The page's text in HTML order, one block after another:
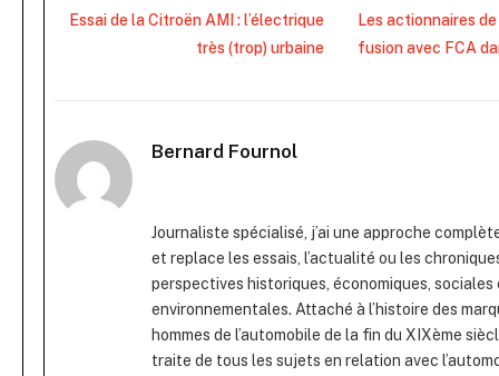
Essai de la Citroën AMI : l’électrique
très (trop) urbaine
Les actionnaires
fusion avec FCA
Bernard Fournol
Journaliste spécialisé, j’ai une approche
et replace les essais, l’actualité ou les
perspectives historiques, économiques, sociales
environnementales. Attaché à l’histoire des
hommes de l’automobile de la fin du XIXème
traite de tous les sujets en relation avec